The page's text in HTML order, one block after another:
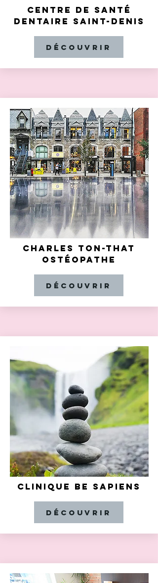
CENTRE DE SANTÉ
DENTAIRE SAINT-DENIS
Découvrir
CHARLES TON-THAT
OSTÉOPATHE
Découvrir
CLINIQUE BE SAPIENS
DÉCOUVRIR